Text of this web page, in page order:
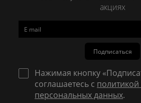
акциях
Подписаться
Нажимая кнопку
соглашаетесь с
персональных данных.